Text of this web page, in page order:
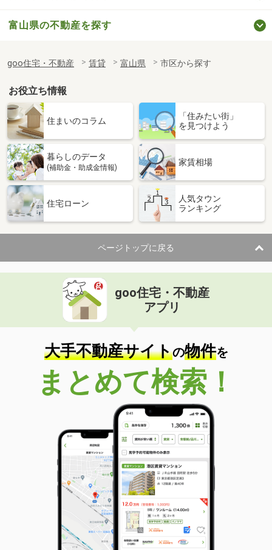
富山県の不動産を探す
goo住宅・不動産 賃貸 富山県 市区から探す
お役立ち情報
住まいのコラム
「住みたい街」
を見つけよう
暮らしのデータ
(補助金・助成金情報)
家賃相場
住宅ローン
人気タウン
ランキング
ページトップに戻る
goo住宅・不動産
アプリ
大手不動産サイトの物件を
まとめて検索！